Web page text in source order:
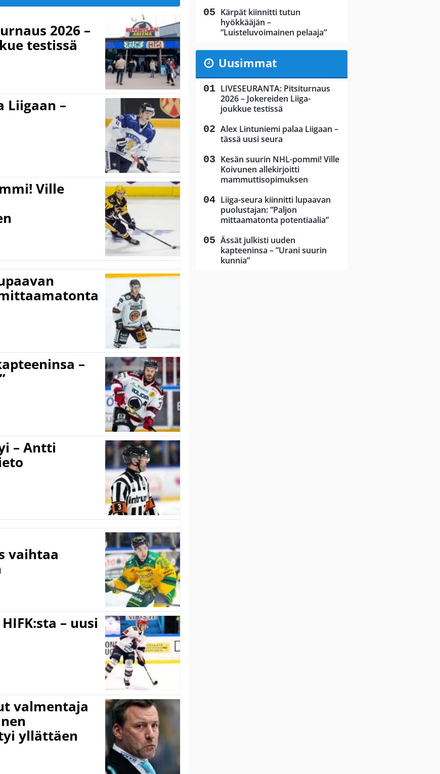
2026 –
testissä
Liigaan –
Ville
–
– Antti
vaihtaa
– uusi
valmentaja
yllättäen
Kärpät kiinnitti tutun
hyökkääjän –
”Luisteluvoimainen pelaaja”
Uusimmat
LIVESEURANTA: Pitsiturnaus
2026 – Jokereiden Liiga-
joukkue testissä
Alex Lintuniemi palaa Liigaan –
tässä uusi seura
Kesän suurin NHL-pommi! Ville
Koivunen allekirjoitti
mammuttisopimuksen
Liiga-seura kiinnitti lupaavan
puolustajan: ”Paljon
mittaamatonta potentiaalia”
Ässät julkisti uuden
kapteeninsa – ”Urani suurin
kunnia”